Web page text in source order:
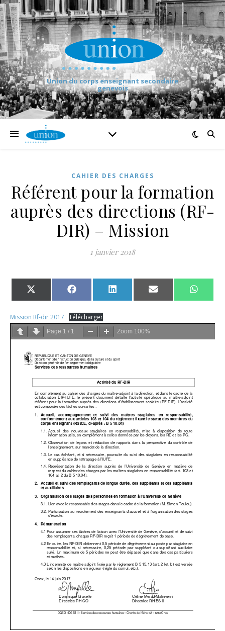
Union du corps enseignant secondaire
genevois
CAHIER DES CHARGES
Référent pour la formation
auprès des directions (RF-
DIR) – Mission
1 janvier 2018
Share on X (Twitter)Share on FacebookShare on LinkedInShare on Email
Mission Rf-dir 2017 Télécharger
Page 1 / 1 Zoom 100%